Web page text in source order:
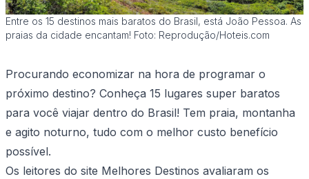
Entre os 15 destinos mais baratos do Brasil, está João Pessoa. As
praias da cidade encantam! Foto: Reprodução/Hoteis.com
Procurando economizar na hora de programar o
próximo destino? Conheça 15 lugares super baratos
para você viajar dentro do Brasil! Tem praia, montanha
e agito noturno, tudo com o melhor custo benefício
possível.
Os leitores do site Melhores Destinos avaliaram os